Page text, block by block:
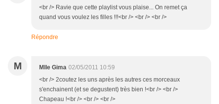
<br /> Ravie que cette playlist vous plaise... On remet ça
quand vous voulez les filles !!!<br /> <br /> <br />
Répondre
M Mlle Gima 02/05/2011 10:59
<br /> 2coutez les uns après les autres ces morceaux
s'enchainent (et se degustent) très bien !<br /> <br />
Chapeau !<br /> <br /> <br />